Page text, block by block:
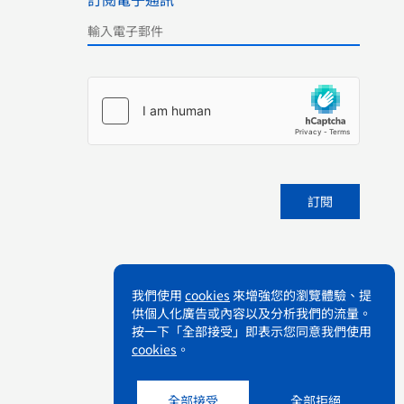
我們使用 cookies 來增強您的瀏覽體驗、提
供個人化廣告或內容以及分析我們的流量。
按一下「全部接受」即表示您同意我們使用
cookies 。
全部接受 全部拒絕